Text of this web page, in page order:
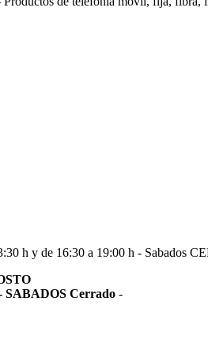
h y de 16:30 a 19:00 h - Sabados
SABADOS Cerrado -